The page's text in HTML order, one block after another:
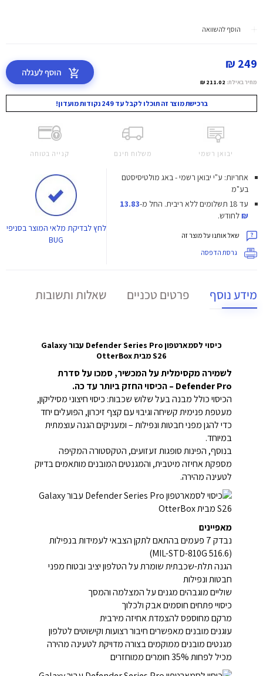
הוסף להשוואה
249 ₪
מחיר באילת: 211.02 ₪
הוסף לעגלה
ברכישת מוצר זה תוכלו לקבל עד 249 נקודות מועדון!
יבואן רשמי משלוח חינם קנייה בטוחה
אחריות: ע"י יבואן רשמי - באג מולטיסיסטם
בע"מ
עד 18 תשלומים ללא ריבית.
החל מ-13.83
₪לחודש.
שאל אותנו על מוצר זה
גרסת הדפסה
לחץלבדיקת מלאי המוצר בסניפי
BUG
מידע נוסף פרטים טכניים שאלות ותשובות
כיסוי לסמארטפון Defender Series Pro עבור Galaxy
S26 מבית OtterBox
לשמירה מקסימלית על המכשיר, סמכו על סדרת
Defender Pro – הכיסוי החזק ביותר עד כה.
הכיסוי כולל מבנה בעל שלוש שכבות: כיסוי חיצוני מסיליקון,
מעטפת פנימית קשיחה וגיבוי עם קצף זיכרון, הפועלים יחד
כדי להגן מפני חבטות ונפילות – ומעניקים הגנה עוצמתית
במיוחד.
בנוסף, הפינות סופגות זעזועים, הטקסטורה המקיפה
מספקת אחיזה מיטבית, והמגנטים המובנים מותאמים בדיוק
לטעינה מהירה.
מאפיינים
נבדק 7 פעמים בהתאם לתקן הצבאי לעמידות בנפילות
(MIL-STD-810G 516.6)
הגנה תלת-שכבתית שומרת על הטלפון יציב ובטוח מפני
חבטות ונפילות
שוליים מוגבהים מגנים על המצלמה והמסך
כיסויי פתחים חוסמים אבק ולכלוך
מרקם מחוספס להצמדת אחיזה מירבית
עוגנים מובנים מאפשרים חיבור רצועות וקישוטים לטלפון
מגנטים מובנים ממוקמים בצורה מדויקת לטעינה מהירה
מכיל לפחות 35% חומרים ממוחזרים